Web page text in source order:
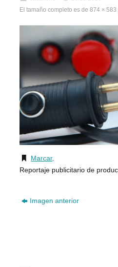
El tamaño completo es de 874 × 583
Marcar.
Reportaje publicitario de
Imagen anterior